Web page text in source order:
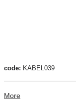
code: KABEL039
More